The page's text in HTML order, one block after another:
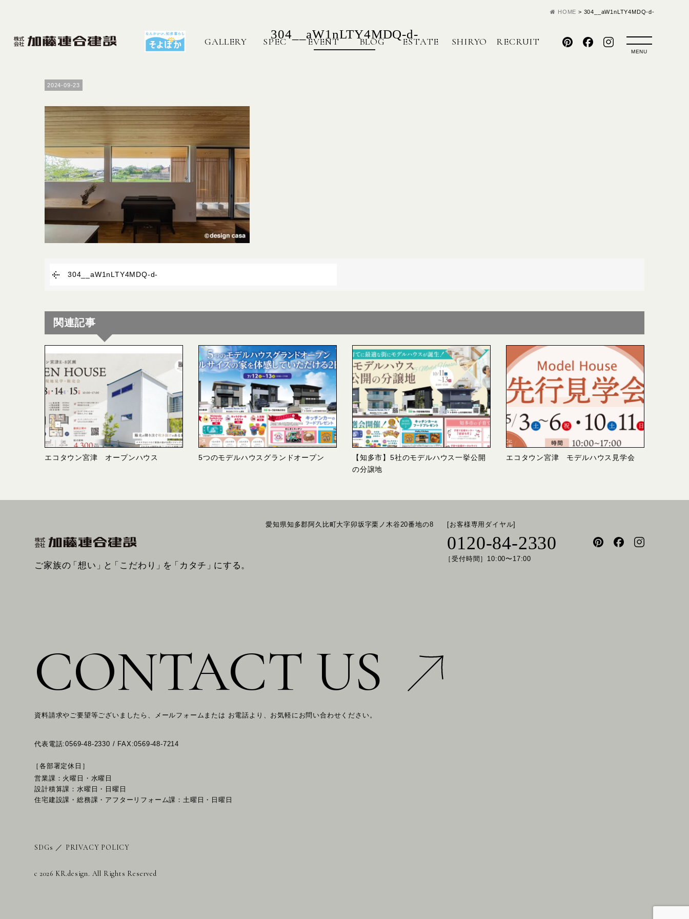
GALLERY SPEC EVENT BLOG ESTATE SHIRYO RECRUIT
HOME > 304__aW1nLTY4MDQ-d-
304__aW1nLTY4MDQ-d-
2024-09-23
304__aW1nLTY4MDQ-d-
関連記事
エコタウン宮津 オープンハウス 5つのモデルハウスグランドオープン
【知多市】5社のモデルハウス一挙公開
の分譲地
エコタウン宮津 モデルハウス見学会
愛知県知多郡阿久比町大字卯坂字栗ノ木谷20番地の8 [お客様専用ダイヤル]
0120-84-2330
［受付時間］10:00〜17:00
ご家族の「想い」と「こだわり」を「カタチ」にする。
CONTACT US
資料請求やご要望等ございましたら、メールフォームまたは お電話より、お気軽にお問い合わせください。
代表電話:0569-48-2330 / FAX:0569-48-7214
［各部署定休日］
営業課：火曜日・水曜日
設計積算課：水曜日・日曜日
住宅建設課・総務課・アフターリフォーム課：土曜日・日曜日
SDGs ／ PRIVACY POLICY
c 2026 KR.design. All Rights Reserved